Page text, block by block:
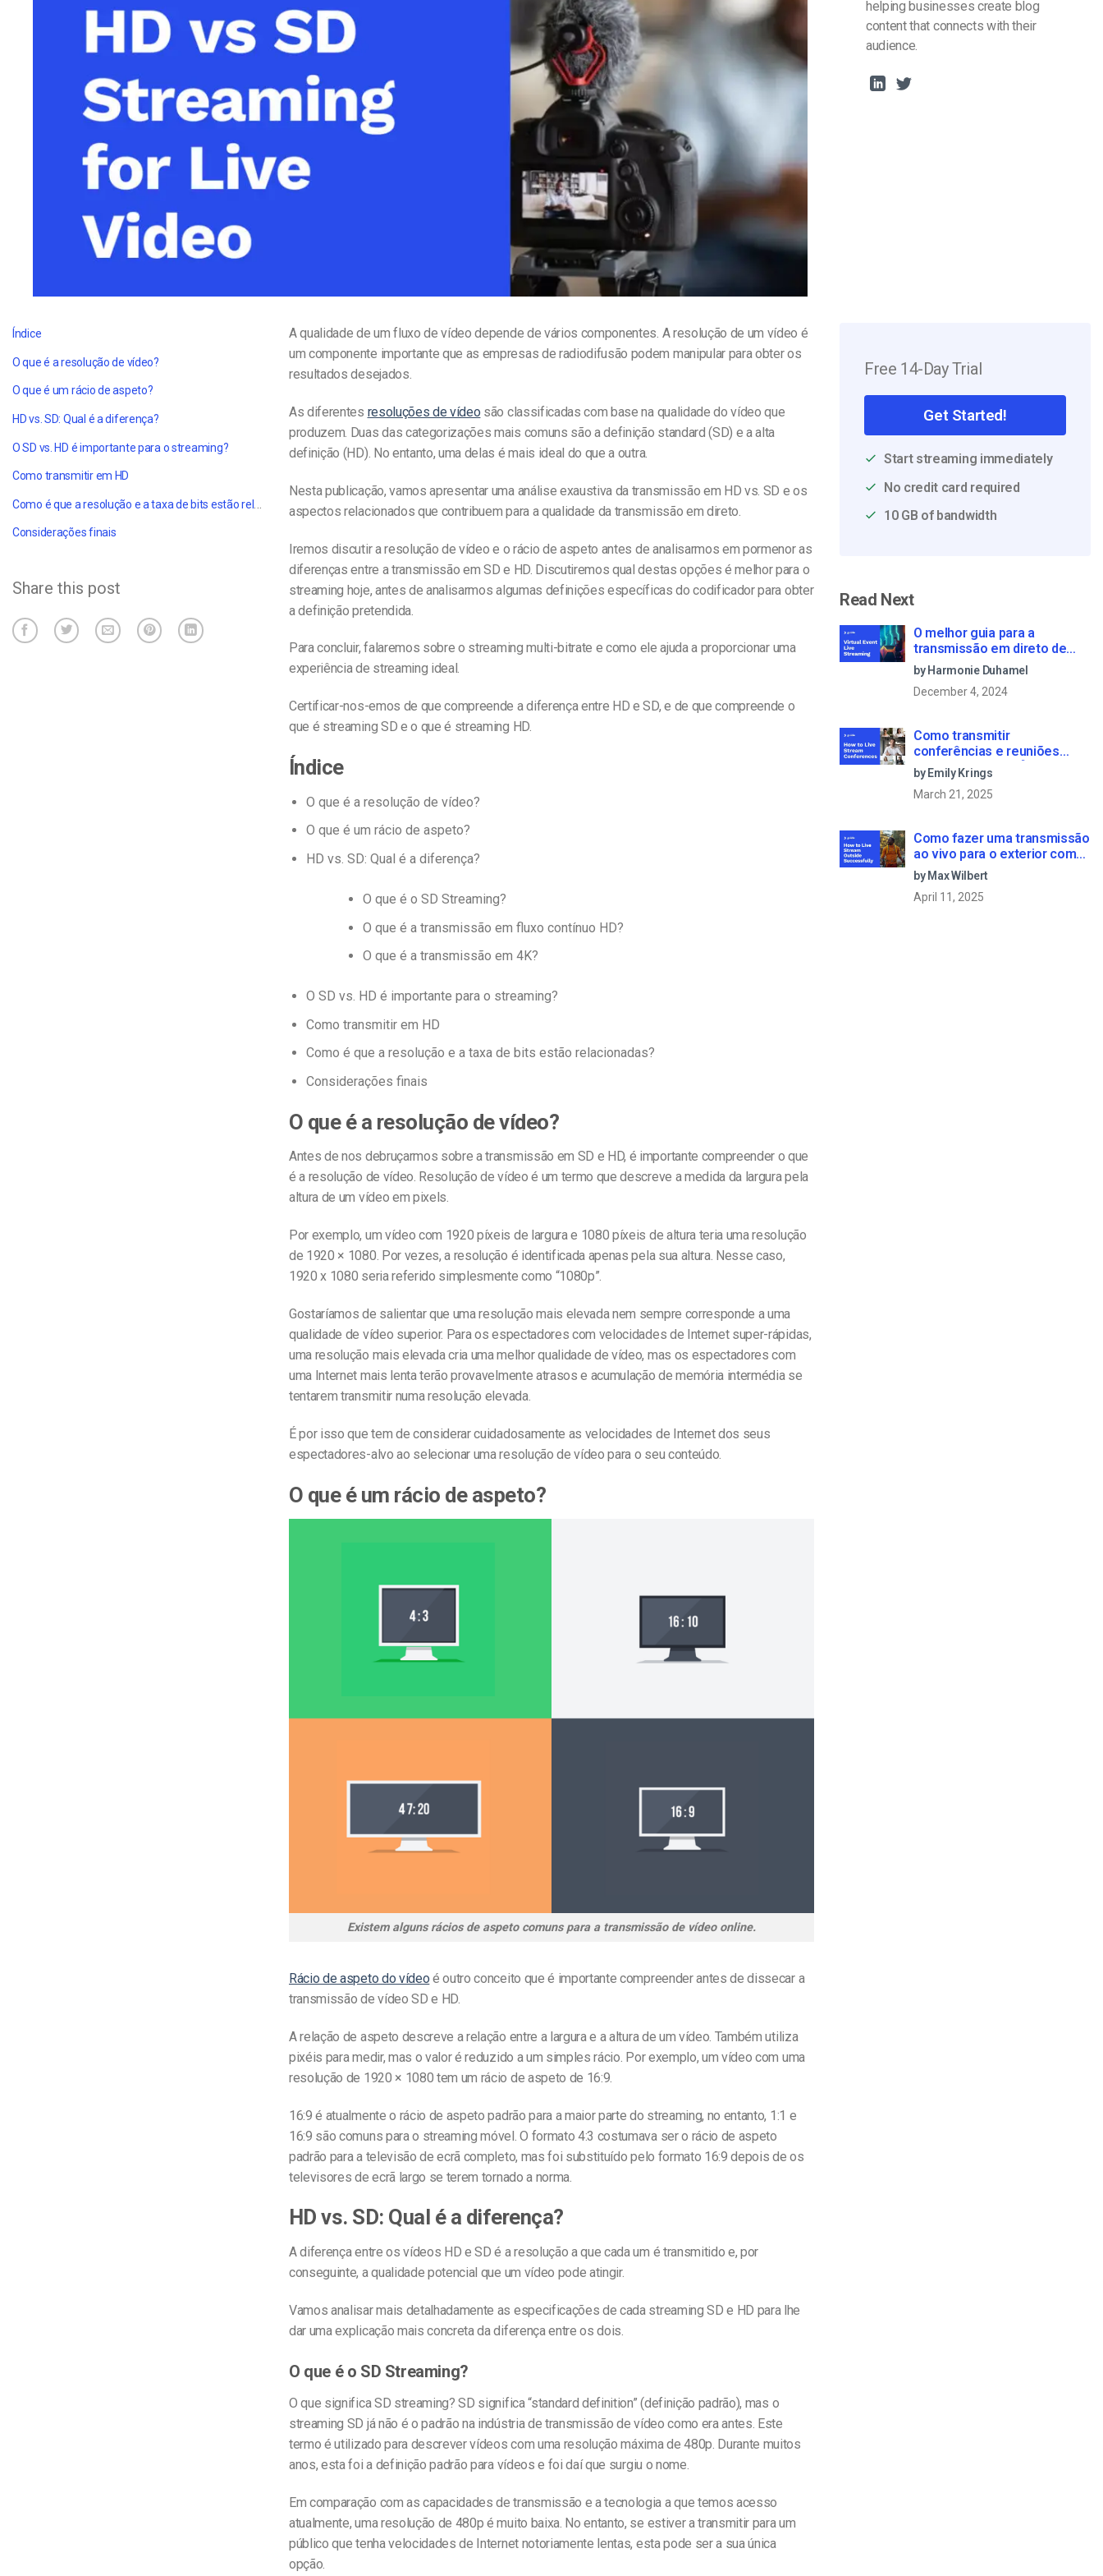
Alojamento de Vídeo Online
Video CMS
Monetização de Vídeo
Marketing em Vídeo
helping businesses create blog
content that connects with their
audience.
Índice
O que é a resolução de vídeo?
O que é um rácio de aspeto?
HD vs. SD: Qual é a diferença?
O SD vs. HD é importante para o streaming?
Como transmitir em HD
Considerações finais
Share this post
A qualidade de um fluxo de vídeo depende de vários componentes. A resolução de um vídeo é
um componente importante que as empresas de radiodifusão podem manipular para obter os
resultados desejados.
As diferentes resoluções de vídeo são classificadas com base na qualidade do vídeo que
produzem. Duas das categorizações mais comuns são a definição standard (SD) e a alta
definição (HD). No entanto, uma delas é mais ideal do que a outra.
Nesta publicação, vamos apresentar uma análise exaustiva da transmissão em HD vs. SD e os
aspectos relacionados que contribuem para a qualidade da transmissão em direto.
Iremos discutir a resolução de vídeo e o rácio de aspeto antes de analisarmos em pormenor as
diferenças entre a transmissão em SD e HD. Discutiremos qual destas opções é melhor para o
streaming hoje, antes de analisarmos algumas definições específicas do codificador para obter
a definição pretendida.
Para concluir, falaremos sobre o streaming multi-bitrate e como ele ajuda a proporcionar uma
experiência de streaming ideal.
Certificar-nos-emos de que compreende a diferença entre HD e SD, e de que compreende o
que é streaming SD e o que é streaming HD.
Índice
O que é a resolução de vídeo?
O que é um rácio de aspeto?
HD vs. SD: Qual é a diferença?
O que é o SD Streaming?
O que é a transmissão em fluxo contínuo HD?
O que é a transmissão em 4K?
O SD vs. HD é importante para o streaming?
Como transmitir em HD
Como é que a resolução e a taxa de bits estão relacionadas?
Considerações finais
O que é a resolução de vídeo?
Antes de nos debruçarmos sobre a transmissão em SD e HD, é importante compreender o que
é a resolução de vídeo. Resolução de vídeo é um termo que descreve a medida da largura pela
altura de um vídeo em pixels.
Por exemplo, um vídeo com 1920 píxeis de largura e 1080 píxeis de altura teria uma resolução
de 1920 × 1080. Por vezes, a resolução é identificada apenas pela sua altura. Nesse caso,
1920 x 1080 seria referido simplesmente como “1080p”.
Gostaríamos de salientar que uma resolução mais elevada nem sempre corresponde a uma
qualidade de vídeo superior. Para os espectadores com velocidades de Internet super-rápidas,
uma resolução mais elevada cria uma melhor qualidade de vídeo, mas os espectadores com
uma Internet mais lenta terão provavelmente atrasos e acumulação de memória intermédia se
tentarem transmitir numa resolução elevada.
É por isso que tem de considerar cuidadosamente as velocidades de Internet dos seus
espectadores-alvo ao selecionar uma resolução de vídeo para o seu conteúdo.
O que é um rácio de aspeto?
Existem alguns rácios de aspeto comuns para a transmissão de vídeo online.
Rácio de aspeto do vídeo é outro conceito que é importante compreender antes de dissecar a
transmissão de vídeo SD e HD.
A relação de aspeto descreve a relação entre a largura e a altura de um vídeo. Também utiliza
pixéis para medir, mas o valor é reduzido a um simples rácio. Por exemplo, um vídeo com uma
resolução de 1920 × 1080 tem um rácio de aspeto de 16:9.
16:9 é atualmente o rácio de aspeto padrão para a maior parte do streaming, no entanto, 1:1 e
16:9 são comuns para o streaming móvel. O formato 4:3 costumava ser o rácio de aspeto
padrão para a televisão de ecrã completo, mas foi substituído pelo formato 16:9 depois de os
televisores de ecrã largo se terem tornado a norma.
HD vs. SD: Qual é a diferença?
A diferença entre os vídeos HD e SD é a resolução a que cada um é transmitido e, por
conseguinte, a qualidade potencial que um vídeo pode atingir.
Vamos analisar mais detalhadamente as especificações de cada streaming SD e HD para lhe
dar uma explicação mais concreta da diferença entre os dois.
O que é o SD Streaming?
O que significa SD streaming?SD significa “standard definition” (definição padrão), mas o
streaming SD já não é o padrão na indústria de transmissão de vídeo como era antes. Este
termo é utilizado para descrever vídeos com uma resolução máxima de 480p. Durante muitos
anos, esta foi a definição padrão para vídeos e foi daí que surgiu o nome.
Em comparação com as capacidades de transmissão e a tecnologia a que temos acesso
atualmente, uma resolução de 480p é muito baixa. No entanto, se estiver a transmitir para um
público que tenha velocidades de Internet notoriamente lentas, esta pode ser a sua única
opção.
Free 14-Day Trial
Get Started!
Start streaming immediately
No credit card required
10 GB of bandwidth
Read Next
O melhor guia para a
transmissão em direto de
eventos virtuais em 2022
by Harmonie Duhamel
December 4, 2024
Como transmitir
conferências e reuniões
virtuais em direto [2021
Update]
by Emily Krings
March 21, 2025
Como fazer uma transmissão
ao vivo para o exterior com
sucesso: Um guia passo-a-
passo [2021 Update]
by Max Wilbert
April 11, 2025